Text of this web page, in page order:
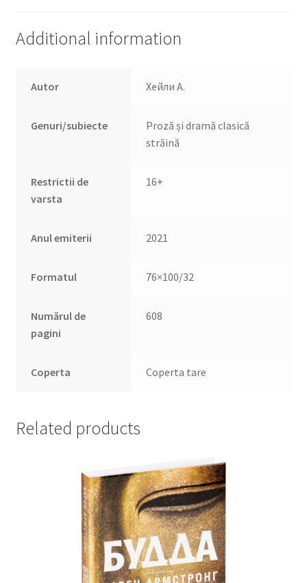
Additional information
Autor Хейли А.
Genuri/subiecte
Proză și dramă clasică
străină
Restrictii de
varsta
16+
Anul emiterii 2021
Formatul 76×100/32
Numărul de
pagini
608
Coperta Coperta tare
Related products